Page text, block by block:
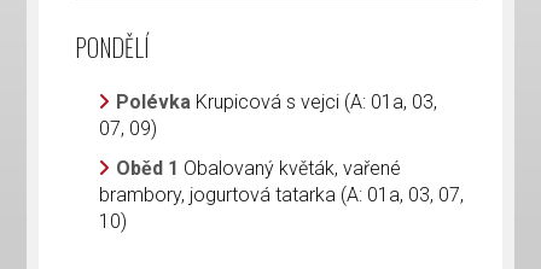
PONDĚLÍ
Polévka Krupicová s vejci (A: 01a, 03,
07, 09)
Oběd 1 Obalovaný květák, vařené
brambory, jogurtová tatarka (A: 01a, 03, 07,
10)